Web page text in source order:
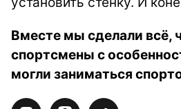
Вместе мы сделали всё,
спортсмены с
могли заниматься